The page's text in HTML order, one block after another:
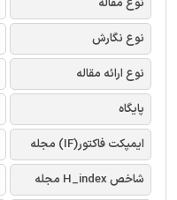
نوع مقاله
نوع نگارش
نوع ارائه مقاله
پایگاه
ایمپکت فاکتور(IF) مجله
شاخص H_index مجله